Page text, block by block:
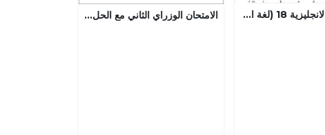
نشاط اللغة الانجليزية 18 (لغة انجليزية) الثاني الامتحان الوزراي الثاني مع الحل, (لغة عربية) الخامس